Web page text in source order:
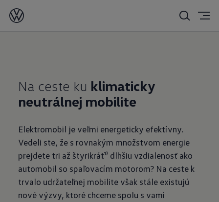
Na ceste ku klimaticky
neutrálnej mobilite
Elektromobil je veľmi energeticky efektívny.
Vedeli ste, že s rovnakým množstvom energie
prejdete tri až štyrikrát¹⁾ dlhšiu vzdialenosť ako
automobil so spaľovacím motorom? Na ceste k
trvalo udržateľnej mobilite však stále existujú
nové výzvy, ktoré chceme spolu s vami